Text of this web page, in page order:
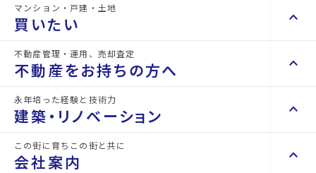
マンション・戸建・土地
買いたい keyboard_arrow_up
不動産を買いたい方へ keyboard_arrow_right
space_dashboard
エリアから探す
不動産管理・運用、売却査定
不動産をお持ちの方へ keyboard_arrow_up
不動産をお持ちの方へ keyboard_arrow_right
山一地所の賃貸管理
永年培った経験と技術力
建築・リノベーション keyboard_arrow_up
建築・リノベーション keyboard_arrow_right
この街に育ちこの街と共に
会社案内 keyboard_arrow_up
詳細情報 details
物件名 GRANDIA卸町
所在地 宮城県仙台市若林区大和町5丁目